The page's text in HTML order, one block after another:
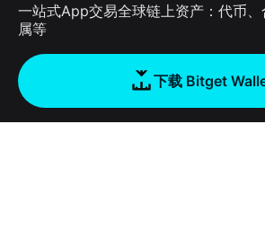
一站式App交易全球链上资产：代币
属等
下载 Bitget